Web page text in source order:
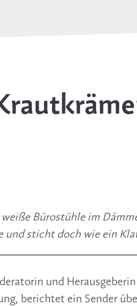
Bürostühle im
und sticht doch wie ein
und
berichtet ein Sender